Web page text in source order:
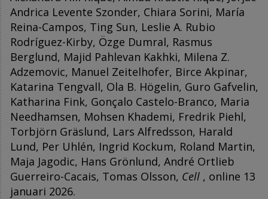
Andrica Levente Szonder, Chiara Sorini, María
Reina-Campos, Ting Sun, Leslie A. Rubio
Rodríguez-Kirby, Özge Dumral, Rasmus
Berglund, Majid Pahlevan Kakhki, Milena Z.
Adzemovic, Manuel Zeitelhofer, Birce Akpinar,
Katarina Tengvall, Ola B. Högelin, Guro Gafvelin,
Katharina Fink, Gonçalo Castelo-Branco, Maria
Needhamsen, Mohsen Khademi, Fredrik Piehl,
Torbjörn Gräslund, Lars Alfredsson, Harald
Lund, Per Uhlén, Ingrid Kockum, Roland Martin,
Maja Jagodic, Hans Grönlund, André Ortlieb
Guerreiro-Cacais, Tomas Olsson, Cell , online 13
januari 2026.